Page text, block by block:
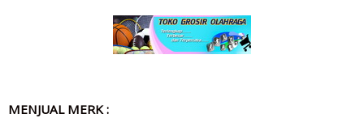
MENJUAL MERK :